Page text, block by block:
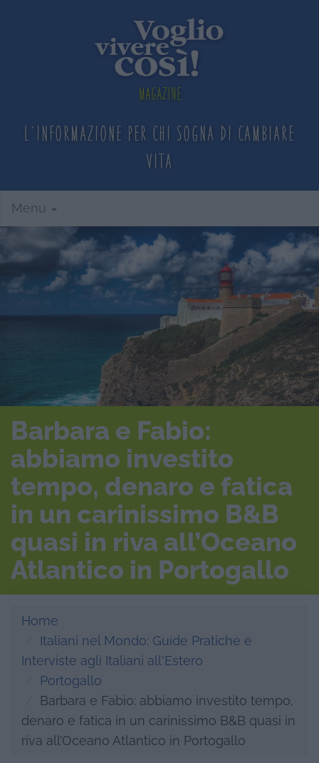
Magazine
L'informazione per chi sogna di cambiare
vita
Menu
Barbara e Fabio:
abbiamo investito
tempo, denaro e fatica
in un carinissimo B&B
quasi in riva all’Oceano
Atlantico in Portogallo
Home
Italiani nel Mondo: Guide Pratiche e
Interviste agli Italiani all'Estero
Portogallo
Barbara e Fabio: abbiamo investito tempo,
denaro e fatica in un carinissimo B&B quasi in
riva all’Oceano Atlantico in Portogallo